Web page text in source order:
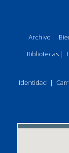
Archivo |
Bibliotecas|
Identidad |